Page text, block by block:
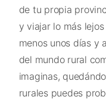
de tu propia
y viajar lo más
menos unos días y
del mundo rural
imaginas,
rurales puedes